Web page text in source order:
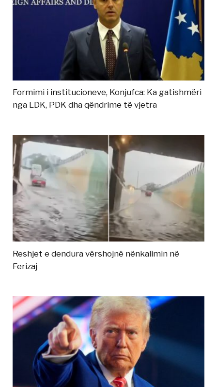
Formimi i institucioneve, Konjufca: Ka gatishmëri
nga LDK, PDK dha qëndrime të vjetra
Reshjet e dendura vërshojnë nënkalimin në
Ferizaj